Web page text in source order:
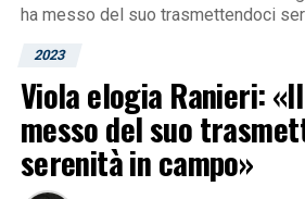
ha messo del suo trasmettendoci
2023
Viola elogia Ranieri:
messo del suo
serenità in campo»